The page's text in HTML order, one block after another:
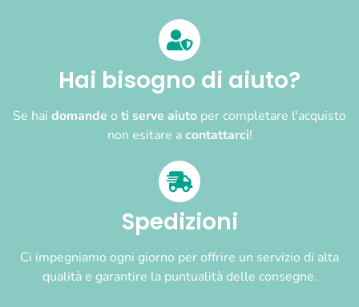
Hai bisogno di aiuto?
Se hai domande o ti serve aiuto per completare l'acquisto
non esitare acontattarci!
Spedizioni
Ci impegniamo ogni giorno per offrire un servizio di alta
qualità e garantire la puntualità delle consegne.